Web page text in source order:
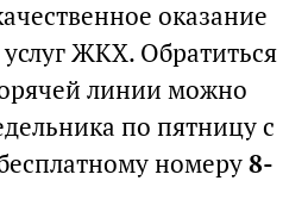
оказание
услуг ЖКХ. Обратиться
линии можно
по пятницу с
номеру8-